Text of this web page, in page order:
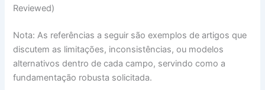
Reviewed)
Nota: As referências a seguir são exemplos de artigos que
discutem as limitações, inconsistências, ou modelos
alternativos dentro de cada campo, servindo como a
fundamentação robusta solicitada.